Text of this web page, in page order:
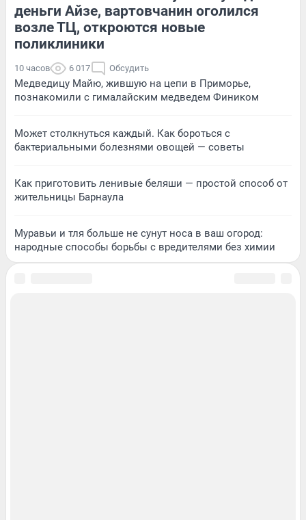
деньги Айзе, вартовчанин оголился
возле ТЦ, откроются новые
поликлиники
10 часов 6 017 Обсудить
Медведицу Майю, жившую на цепи в Приморье,
познакомили с гималайским медведем Фиником
Может столкнуться каждый. Как бороться с
бактериальными болезнями овощей — советы
Как приготовить ленивые беляши — простой способ от
жительницы Барнаула
Муравьи и тля больше не сунут носа в ваш огород:
народные способы борьбы с вредителями без химии